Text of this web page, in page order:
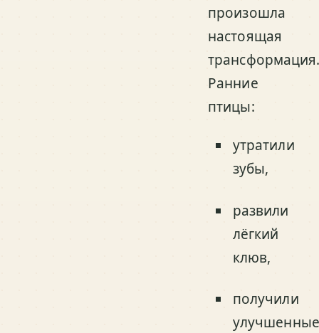
произошла
настоящая
Ранние
птицы:
утратили
зубы,
развили
лёгкий
клюв,
получили
улучшенные